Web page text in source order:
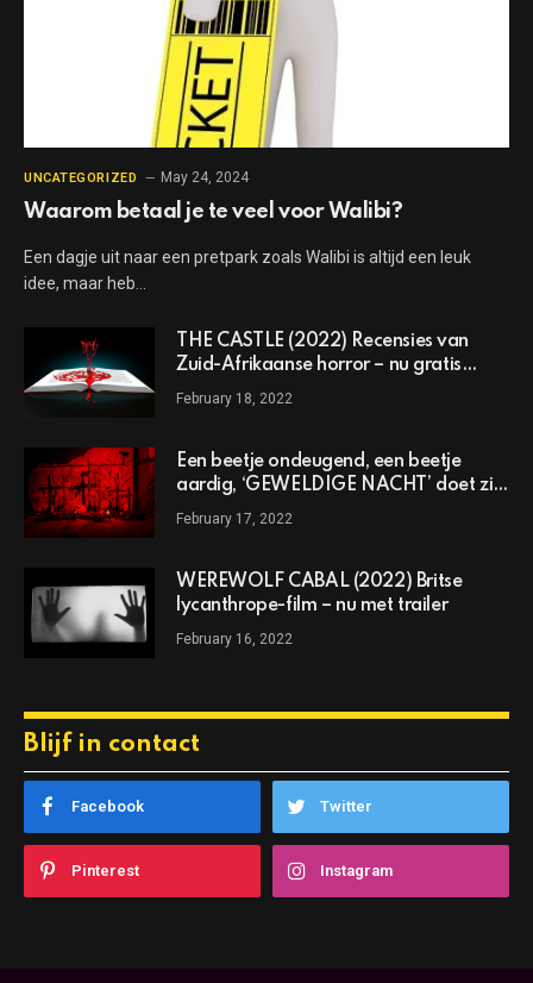
UNCATEGORIZED May 24, 2024
Waarom betaal je te veel voor Walibi?
Een dagje uit naar een pretpark zoals Walibi is altijd een leuk
idee, maar heb…
THE CASTLE (2022) Recensies van
Zuid-Afrikaanse horror – nu gratis
online te bekijken
February 18, 2022
Een beetje ondeugend, een beetje
aardig, ‘GEWELDIGE NACHT’ doet zijn
agressieve vakantietitel eer aan
February 17, 2022
WEREWOLF CABAL (2022) Britse
lycanthrope-film – nu met trailer
February 16, 2022
Blijf in contact
Facebook Twitter
Pinterest Instagram